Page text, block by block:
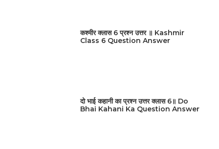
कश्मीर क्लास 6 प्रश्न उत्तर ॥ Kashmir
Class 6 Question Answer
दो भाई कहानी का प्रश्न उत्तर क्लास 6॥ Do
Bhai Kahani Ka Question Answer